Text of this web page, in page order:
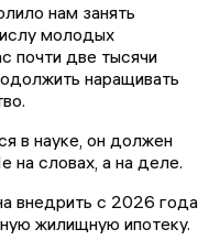
нам занять
молодых
почти две тысячи
наращивать
в науке, он должен
на словах, а на деле.
внедрить с 2026 года
жилищную ипотеку.